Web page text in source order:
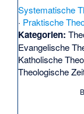
Systematische
· Praktische
Kategorien:
Evangelische
Katholische
Theologische